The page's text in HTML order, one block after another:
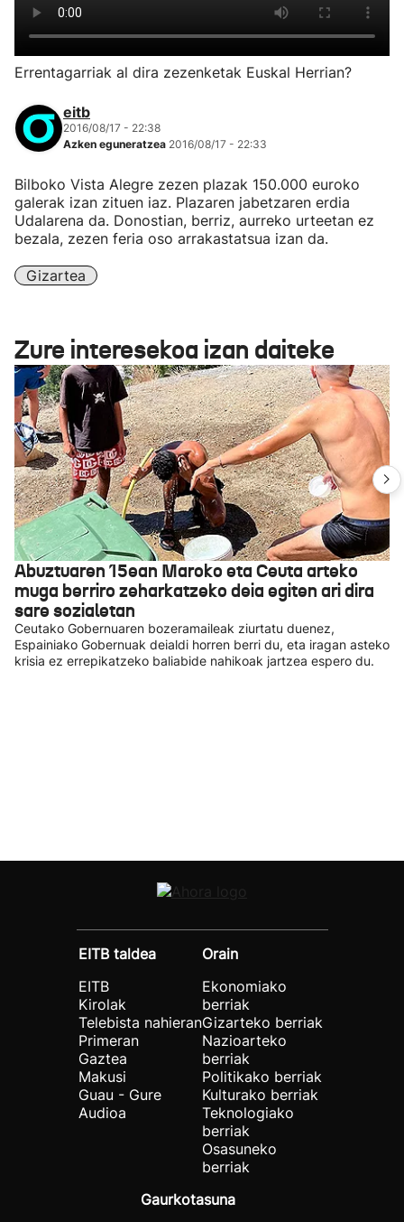
Errentagarriak al dira zezenketak Euskal Herrian?
eitb
2016/08/17 - 22:38
Azken eguneratzea 2016/08/17 - 22:33
Bilboko Vista Alegre zezen plazak 150.000 euroko
galerak izan zituen iaz. Plazaren jabetzaren erdia
Udalarena da. Donostian, berriz, aurreko urteetan ez
bezala, zezen feria oso arrakastatsua izan da.
Gizartea
Zure interesekoa izan daiteke
Abuztuaren 15ean Maroko eta Ceuta arteko
muga berriro zeharkatzeko deia egiten ari dira
sare sozialetan
Ceutako Gobernuaren bozeramaileak ziurtatu duenez,
Espainiako Gobernuak deialdi horren berri du, eta iragan asteko
krisia ez errepikatzeko baliabide nahikoak jartzea espero du.
EITB taldea
EITB
Kirolak
Telebista nahieran
Primeran
Gaztea
Makusi
Guau - Gure
Audioa
Orain
Ekonomiako
berriak
Gizarteko berriak
Nazioarteko
berriak
Politikako berriak
Kulturako berriak
Teknologiako
berriak
Osasuneko
berriak
Gaurkotasuna